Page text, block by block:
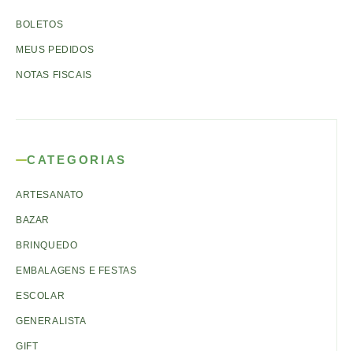
BOLETOS
MEUS PEDIDOS
NOTAS FISCAIS
CATEGORIAS
ARTESANATO
BAZAR
BRINQUEDO
EMBALAGENS E FESTAS
ESCOLAR
GENERALISTA
GIFT